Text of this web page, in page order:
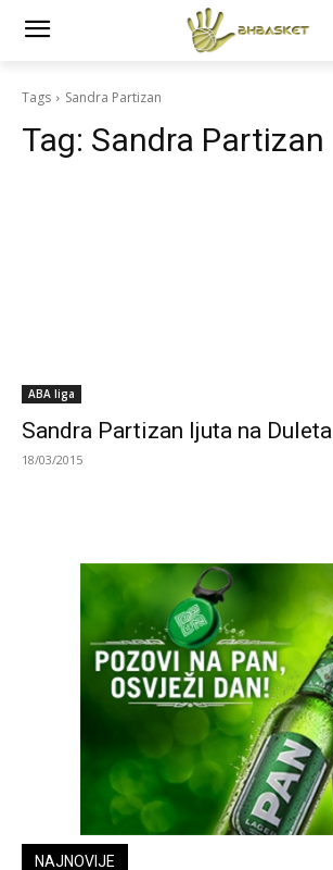
Tags Sandra Partizan
Tag: Sandra Partizan
ABA liga
Sandra Partizan ljuta na Duleta
18/03/2015
NAJNOVIJE